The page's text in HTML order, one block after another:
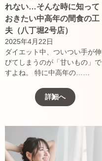
れない…そんな時に知って
おきたい中高年の間食の工
夫（八丁堀2号店）
2025年4月22日
ダイエット中、ついつい手が伸
びてしまうのが「甘いもの」で
すよね。 特に中高年の……
詳細へ